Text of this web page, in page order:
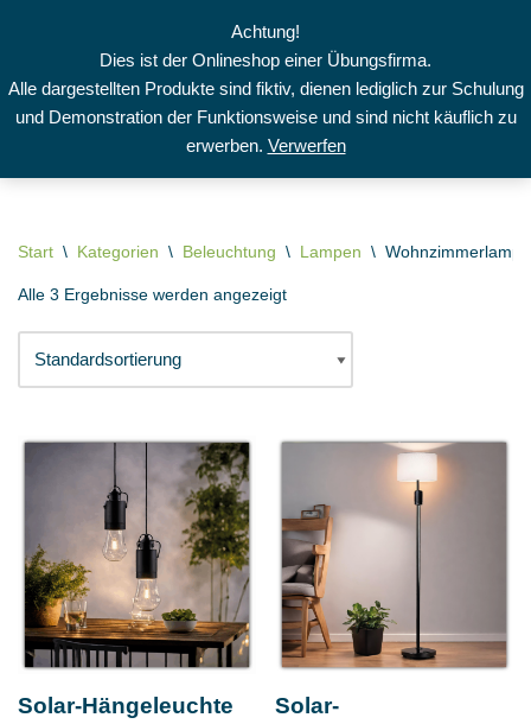
Achtung!
Dies ist der Onlineshop einer Übungsfirma.
Alle dargestellten Produkte sind fiktiv, dienen lediglich zur Schulung
und Demonstration der Funktionsweise und sind nicht käuflich zu
erwerben. Verwerfen
Inhalt
springen
Start \ Kategorien \ Beleuchtung \ Lampen \
Alle 3 Ergebnisse werden angezeigt
Solar-Hängeleuchte
Solar-